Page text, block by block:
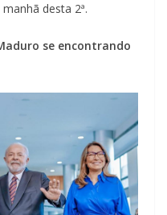
desta 2ª.
se encontrando